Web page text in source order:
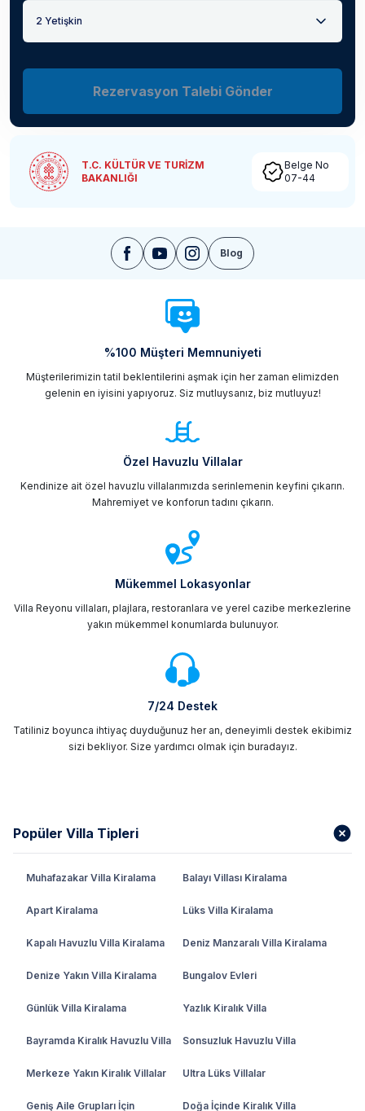
2 Yetişkin
Rezervasyon Talebi Gönder
T.C. KÜLTÜR VE TURİZM
BAKANLIĞI
Belge No
07-44
Blog
%100 Müşteri Memnuniyeti
Müşterilerimizin tatil beklentilerini aşmak için her zaman elimizden
gelenin en iyisini yapıyoruz. Siz mutluysanız, biz mutluyuz!
Özel Havuzlu Villalar
Kendinize ait özel havuzlu villalarımızda serinlemenin keyfini çıkarın.
Mahremiyet ve konforun tadını çıkarın.
Mükemmel Lokasyonlar
Villa Reyonu villaları, plajlara, restoranlara ve yerel cazibe merkezlerine
yakın mükemmel konumlarda bulunuyor.
7/24 Destek
Tatiliniz boyunca ihtiyaç duyduğunuz her an, deneyimli destek ekibimiz
sizi bekliyor. Size yardımcı olmak için buradayız.
Popüler Villa Tipleri
Muhafazakar Villa Kiralama Balayı Villası Kiralama
Apart Kiralama Lüks Villa Kiralama
Kapalı Havuzlu Villa Kiralama Deniz Manzaralı Villa Kiralama
Denize Yakın Villa Kiralama Bungalov Evleri
Günlük Villa Kiralama Yazlık Kiralık Villa
Bayramda Kiralık Havuzlu Villa Sonsuzluk Havuzlu Villa
Merkeze Yakın Kiralık Villalar Ultra Lüks Villalar
Geniş Aile Grupları İçin Doğa İçinde Kiralık Villa